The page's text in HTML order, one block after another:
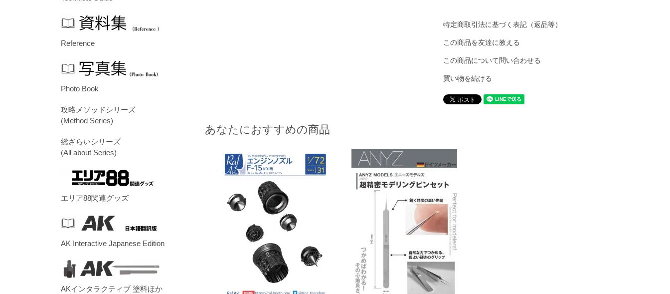
特定商取引法に基づく表記（返品等）
この商品を友達に教える
この商品について問い合わせる
買い物を続ける
あなたにおすすめの商品
Reference
Photo Book
攻略メソッドシリーズ
(Method Series)
総ざらいシリーズ
(All about Series)
エリア88関連グッズ
AK Interactive Japanese Edition
AKインタラクティブ 塗料ほか